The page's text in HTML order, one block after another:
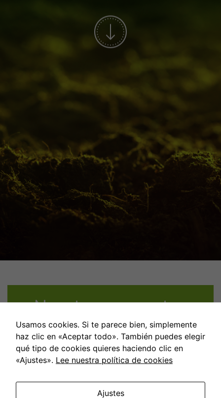
Nuestros proyectos
Usamos cookies. Si te parece bien, simplemente
haz clic en «Aceptar todo». También puedes elegir
qué tipo de cookies quieres haciendo clic en
«Ajustes». Lee nuestra política de cookies
Ajustes